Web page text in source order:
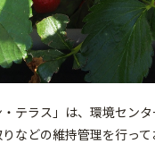
テラス」は、環境セン
などの維持管理を行っ